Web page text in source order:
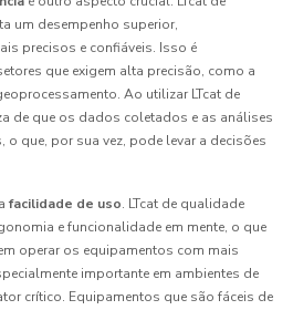
um desempenho superior,
precisos e confiáveis. Isso é
que exigem alta precisão, como a
Ao utilizar LTcat de
de que os dados coletados e as análises
que, por sua vez, pode levar a decisões
facilidade de uso. LTcat de qualidade
e funcionalidade em mente, o que
operar os equipamentos com mais
importante em ambientes de
crítico. Equipamentos que são fáceis de